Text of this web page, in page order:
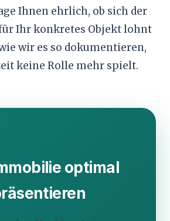
Ihnen ehrlich, ob sich der
Ihr konkretes Objekt lohnt
wir es so dokumentieren,
keine Rolle mehr spielt.
optimal